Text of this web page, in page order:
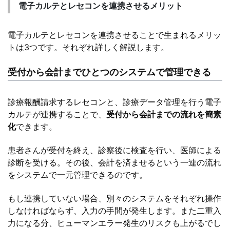
電子カルテとレセコンを連携させるメリット
電子カルテとレセコンを連携させることで生まれるメリッ
トは3つです。それぞれ詳しく解説します。
受付から会計までひとつのシステムで管理できる
診療報酬請求するレセコンと、診療データ管理を行う電子
カルテが連携することで、 受付から会計までの流れを簡素
化できます。
患者さんが受付を終え、診察後に検査を行い、医師による
診断を受ける。その後、会計を済ませるという一連の流れ
をシステムで一元管理できるのです。
もし連携していない場合、別々のシステムをそれぞれ操作
しなければならず、入力の手間が発生します。また二重入
力になる分、ヒューマンエラー発生のリスクも上がるでし